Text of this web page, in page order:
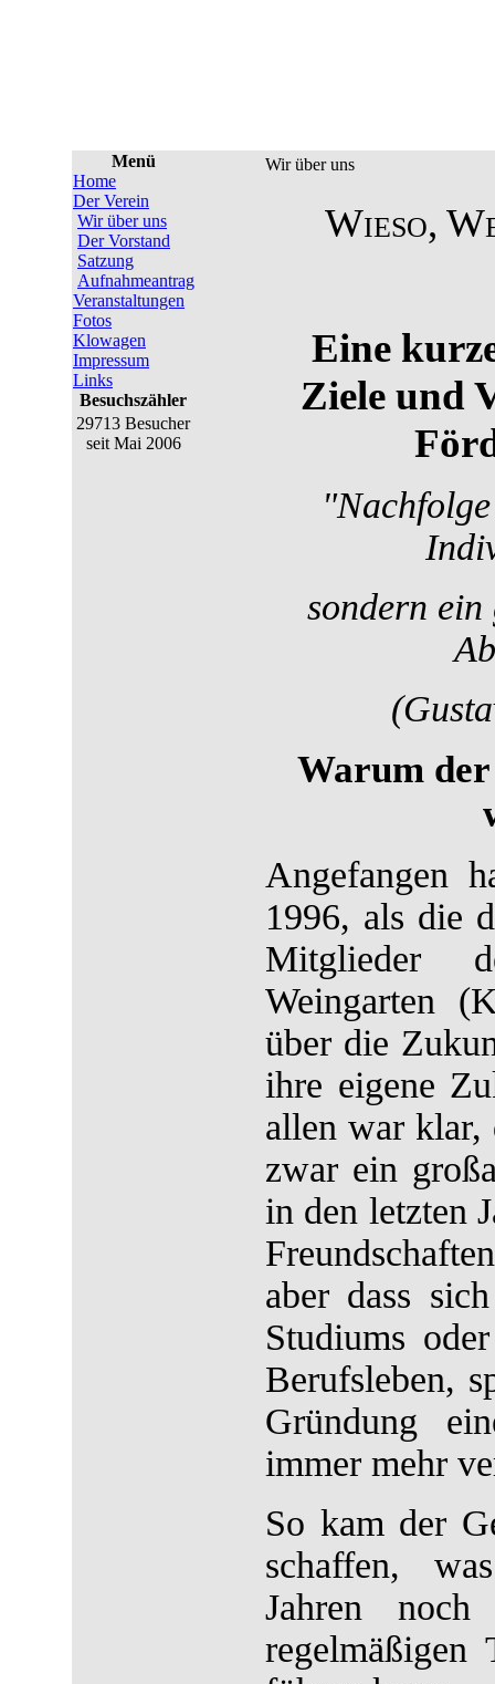
Menü
Home
Der Verein
Wir über uns
Der Vorstand
Satzung
Aufnahmeantrag
Veranstaltungen
Fotos
Klowagen
Impressum
Links
Besuchszähler
29713 Besucher
seit Mai 2006
Wir über uns
Wieso,
Eine
Ziele und
sondern ein
Warum
Angefangen
1996, als die
Mitglieder
Weingarten
über die
ihre eigene
allen war klar,
zwar ein
in den letzten
aber dass
Studiums
Berufsleben,
Gründung
immer mehr
So kam der
schaffen,
Jahren
regelmäßigen